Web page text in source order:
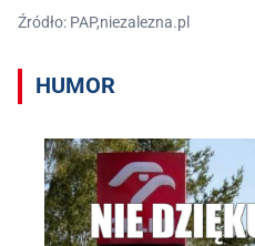
Źródło: PAP,niezalezna.pl
HUMOR